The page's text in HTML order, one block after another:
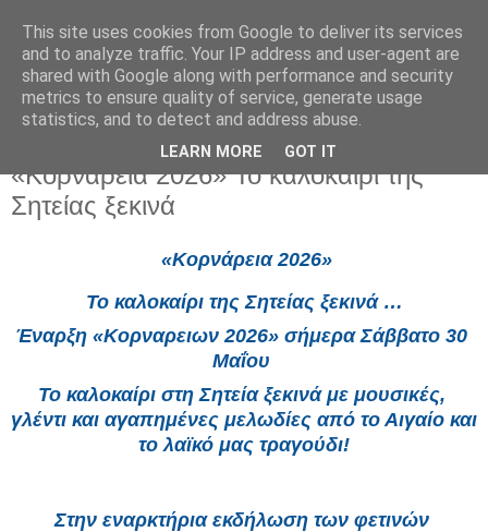
Σάββατο 30 Μαΐου 2026
«Κορνάρεια 2026» Το καλοκαίρι της
Σητείας ξεκινά
«Κορνάρεια 2026»
Το καλοκαίρι της Σητείας ξεκινά …
Έναρξη «Κορναρειων 2026» σήμερα Σάββατο 30
Μαΐου
Το καλοκαίρι στη Σητεία ξεκινά με μουσικές,
γλέντι και αγαπημένες μελωδίες από το Αιγαίο και
το λαϊκό μας τραγούδι!
Στην εναρκτήρια εκδήλωση των φετινών
This site uses cookies from Google to deliver its services
and to analyze traffic. Your IP address and user-agent are
shared with Google along with performance and security
metrics to ensure quality of service, generate usage
statistics, and to detect and address abuse.
LEARN MORE GOT IT